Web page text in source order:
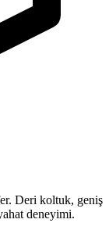
Deri koltuk, geniş
deneyimi.